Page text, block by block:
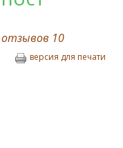
отзывов 10
версия для печати